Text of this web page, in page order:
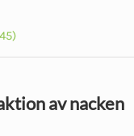
av nacken